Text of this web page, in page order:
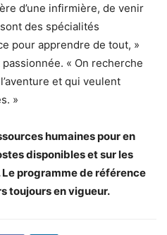
d’une infirmière, de venir
des spécialités
pour apprendre de tout, »
« On recherche
et qui veulent
»
humaines pour en
disponibles et sur les
Le programme de référence
toujours en vigueur.